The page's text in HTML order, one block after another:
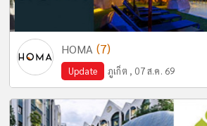
HOMA (7)
Update ภูเก็ต , 07 ส.ค. 69